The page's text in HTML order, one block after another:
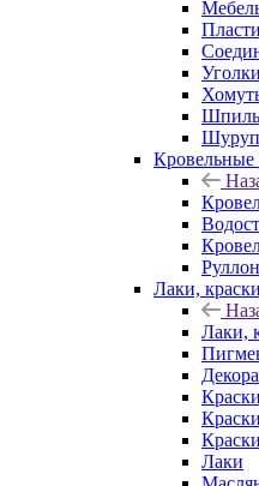
Уголки
Кровельные
Лаки,
Лаки,
Лаки